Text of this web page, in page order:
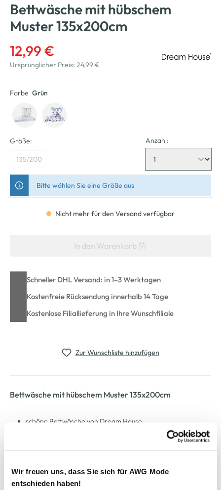
Wir freuen uns, dass Sie sich für AWG Mode
entschieden haben!
Bettwäsche mit hübschem
Muster 135x200cm
12,99 €
Ursprünglicher Preis: 24,99 €
Farbe Grün
Größe:
135/200
Anzahl:
Bitte wählen Sie eine Größe aus
Nicht mehr für den Versand verfügbar
In den Warenkorb
Schneller DHL Versand: in 1–3 Werktagen
Kostenfreie Rücksendung innerhalb 14 Tage
Kostenlose Filiallieferung in Ihre Wunschfiliale
Zur Wunschliste hinzufügen
Bettwäsche mit hübschem Muster 135x200cm
schöne Bettwäsche von Dream House
Maße Kissen: 80x80cm
tolle Bettwäsche für geruhsame Nächte